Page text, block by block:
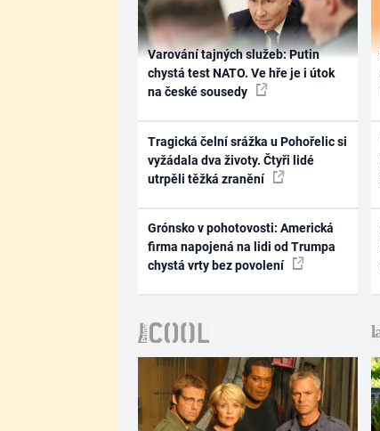
Varování tajných služeb: Putin
chystá test NATO. Ve hře je i útok
na české sousedy
Tragická čelní srážka u Pohořelic si
vyžádala dva životy. Čtyři lidé
utrpěli těžká zranění
Grónsko v pohotovosti: Americká
firma napojená na lidi od Trumpa
chystá vrty bez povolení